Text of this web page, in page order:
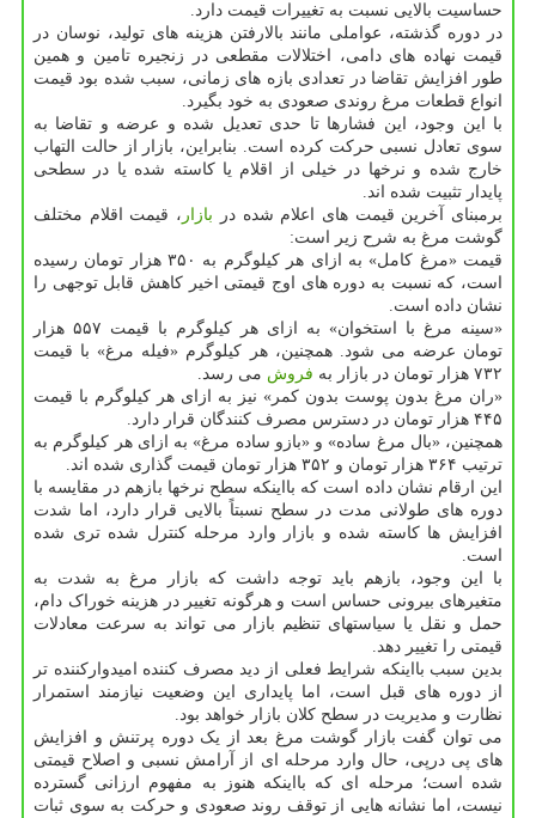
حساسیت بالایی نسبت به تغییرات قیمت دارد.
در دوره گذشته، عواملی مانند بالارفتن هزینه های تولید، نوسان در
قیمت نهاده های دامی، اختلالات مقطعی در زنجیره تامین و همین
طور افزایش تقاضا در تعدادی بازه های زمانی، سبب شده بود قیمت
انواع قطعات مرغ روندی صعودی به خود بگیرد.
با این وجود، این فشارها تا حدی تعدیل شده و عرضه و تقاضا به
سوی تعادل نسبی حرکت کرده است. بنابراین، بازار از حالت التهاب
خارج شده و نرخها در خیلی از اقلام یا کاسته شده یا در سطحی
پایدار تثبیت شده اند.
برمبنای آخرین قیمت های اعلام شده در بازار ، قیمت اقلام مختلف
گوشت مرغ به شرح زیر است:
قیمت «مرغ کامل» به ازای هر کیلوگرم به ۳۵۰ هزار تومان رسیده
است، که نسبت به دوره های اوج قیمتی اخیر کاهش قابل توجهی را
نشان داده است.
«سینه مرغ با استخوان» به ازای هر کیلوگرم با قیمت ۵۵۷ هزار
تومان عرضه می شود. همچنین، هر کیلوگرم «فیله مرغ» با قیمت
۷۳۲ هزار تومان در بازار به
فروش می رسد.
«ران مرغ بدون پوست بدون کمر» نیز به ازای هر کیلوگرم با قیمت
۴۴۵ هزار تومان در دسترس مصرف کنندگان قرار دارد.
همچنین، «بال مرغ ساده» و «بازو ساده مرغ» به ازای هر کیلوگرم به
ترتیب ۳۶۴ هزار تومان و ۳۵۲ هزار تومان قیمت گذاری شده اند.
این ارقام نشان داده است که بااینکه سطح نرخها بازهم در مقایسه با
دوره های طولانی مدت در سطح نسبتاً بالایی قرار دارد، اما شدت
افزایش ها کاسته شده و بازار وارد مرحله کنترل شده تری شده
است.
با این وجود، بازهم باید توجه داشت که بازار مرغ به شدت به
متغیرهای بیرونی حساس است و هرگونه تغییر در هزینه خوراک دام،
حمل و نقل یا سیاستهای تنظیم بازار می تواند به سرعت معادلات
قیمتی را تغییر دهد.
بدین سبب بااینکه شرایط فعلی از دید مصرف کننده امیدوارکننده تر
از دوره های قبل است، اما پایداری این وضعیت نیازمند استمرار
نظارت و مدیریت در سطح کلان بازار خواهد بود.
می توان گفت بازار گوشت مرغ بعد از یک دوره پرتنش و افزایش
های پی درپی، حال وارد مرحله ای از آرامش نسبی و اصلاح قیمتی
شده است؛ مرحله ای که بااینکه هنوز به مفهوم ارزانی گسترده
نیست، اما نشانه هایی از توقف روند صعودی و حرکت به سوی ثبات